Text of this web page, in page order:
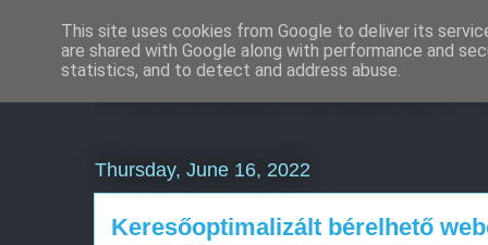
Weboldal készítés -
Thursday, June 16, 2022
Keresőoptimalizált bérelhető
This site uses cookies from Google to deliver its
are shared with Google along with performance and
statistics, and to detect and address abuse.